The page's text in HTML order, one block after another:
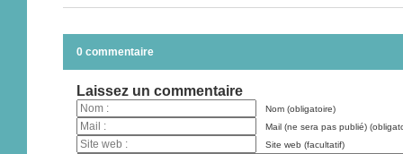
0 commentaire
Laissez un commentaire
Nom (obligatoire)
Mail (ne sera pas publié)
Site web (facultatif)